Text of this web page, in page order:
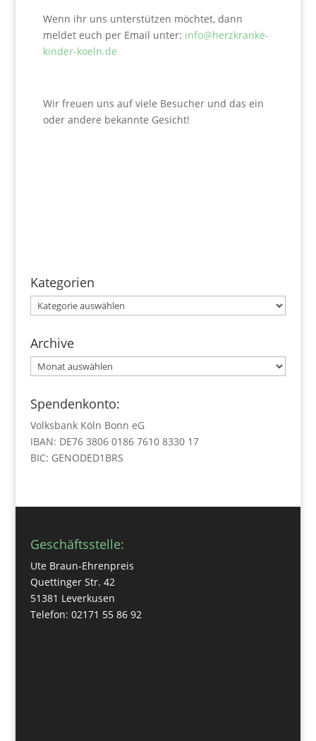
Wenn ihr uns unterstützen möchtet, dann
meldet euch per Email unter: info@herzkranke-
kinder-koeln.de
Wir freuen uns auf viele Besucher und das ein
oder andere bekannte Gesicht!
Kategorien
Kategorien
Archive
Archive
Spendenkonto:
Volksbank Köln Bonn eG
IBAN: DE76 3806 0186 7610 8330 17
BIC: GENODED1BRS
Geschäftsstelle:
Ute Braun-Ehrenpreis
Quettinger Str. 42
51381 Leverkusen
Telefon: 02171 55 86 92